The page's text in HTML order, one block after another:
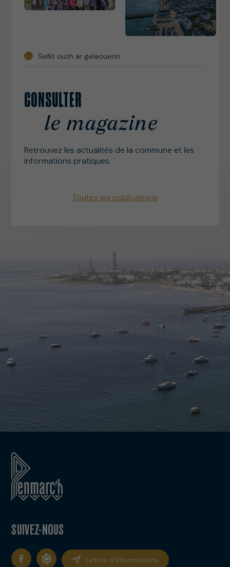
Sellit ouzh ar gelaouenn
CONSULTER
le magazine
Retrouvez les actualités de la commune et les
informations pratiques.
Toutes les publications
SUIVEZ-NOUS
Lettre d’informations